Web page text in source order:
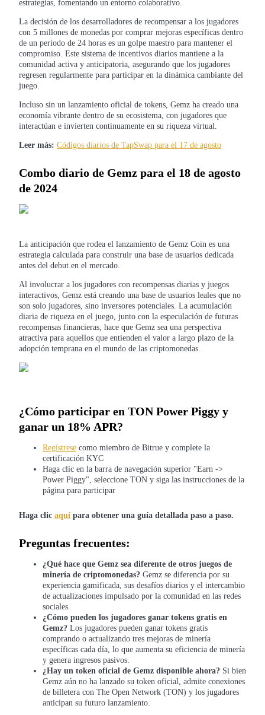
Copiar Trading
Únete a los mejores traders
Información
Guía
Estrategias comerciales
Aprenda cómo mantenerse rentable
estrategias, fomentando un entorno colaborativo.
La decisión de los desarrolladores de recompensar a los jugadores
con 5 millones de monedas por comprar mejoras específicas dentro
de un período de 24 horas es un golpe maestro para mantener el
compromiso. Este sistema de incentivos diarios mantiene a la
comunidad activa y anticipatoria, asegurando que los jugadores
regresen regularmente para participar en la dinámica cambiante del
juego.
Incluso sin un lanzamiento oficial de tokens, Gemz ha creado una
economía vibrante dentro de su ecosistema, con jugadores que
interactúan e invierten continuamente en su riqueza virtual.
Leer más: Códigos diarios de TapSwap para el 17 de agosto
Combo diario de Gemz para el 18 de agosto
de 2024
La anticipación que rodea el lanzamiento de Gemz Coin es una
estrategia calculada para construir una base de usuarios dedicada
antes del debut en el mercado.
Al involucrar a los jugadores con recompensas diarias y juegos
interactivos, Gemz está creando una base de usuarios leales que no
son solo jugadores, sino inversores potenciales. La acumulación
diaria de riqueza en el juego, junto con la especulación de futuras
recompensas financieras, hace que Gemz sea una perspectiva
atractiva para aquellos que entienden el valor a largo plazo de la
adopción temprana en el mundo de las criptomonedas.
¿Cómo participar en TON Power Piggy y
ganar un 18% APR?
Regístrese como miembro de Bitrue y complete la
certificación KYC
Haga clic en la barra de navegación superior "Earn ->
Power Piggy", seleccione TON y siga las instrucciones de la
página para participar
Haga clic aquí para obtener una guía detallada paso a paso.
Preguntas frecuentes:
¿Qué hace que Gemz sea diferente de otros juegos de
minería de criptomonedas? Gemz se diferencia por su
experiencia gamificada, sus desafíos diarios y el intercambio
de actualizaciones impulsado por la comunidad en las redes
sociales.
¿Cómo pueden los jugadores ganar tokens gratis en
Gemz? Los jugadores pueden ganar tokens gratis
comprando o actualizando tres mejoras de minería
específicas cada día, lo que aumenta su eficiencia de minería
y genera ingresos pasivos.
¿Hay un token oficial de Gemz disponible ahora? Si bien
Gemz aún no ha lanzado su token oficial, admite conexiones
de billetera con The Open Network (TON) y los jugadores
anticipan su futuro lanzamiento.